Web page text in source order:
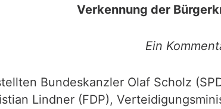
Verkennung der
Ein
Bundeskanzler Olaf Scholz
Lindner (FDP),